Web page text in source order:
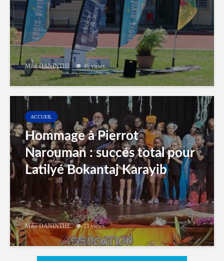
Mike DANINTHE 46 views
ACCUEIL
Hommage à Pierrot
Narouman : succés total pour
Latilyé Bokantaj Karayib
Mike DANINTHE 21 views